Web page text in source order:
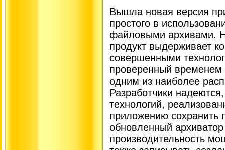
Вышла новая версия
простого в
файловыми архивами.
продукт выдерживает
совершенными
проверенный временем
одним из наиболее
Разработчики
технологий,
приложению сохранить
обновленный
производительность